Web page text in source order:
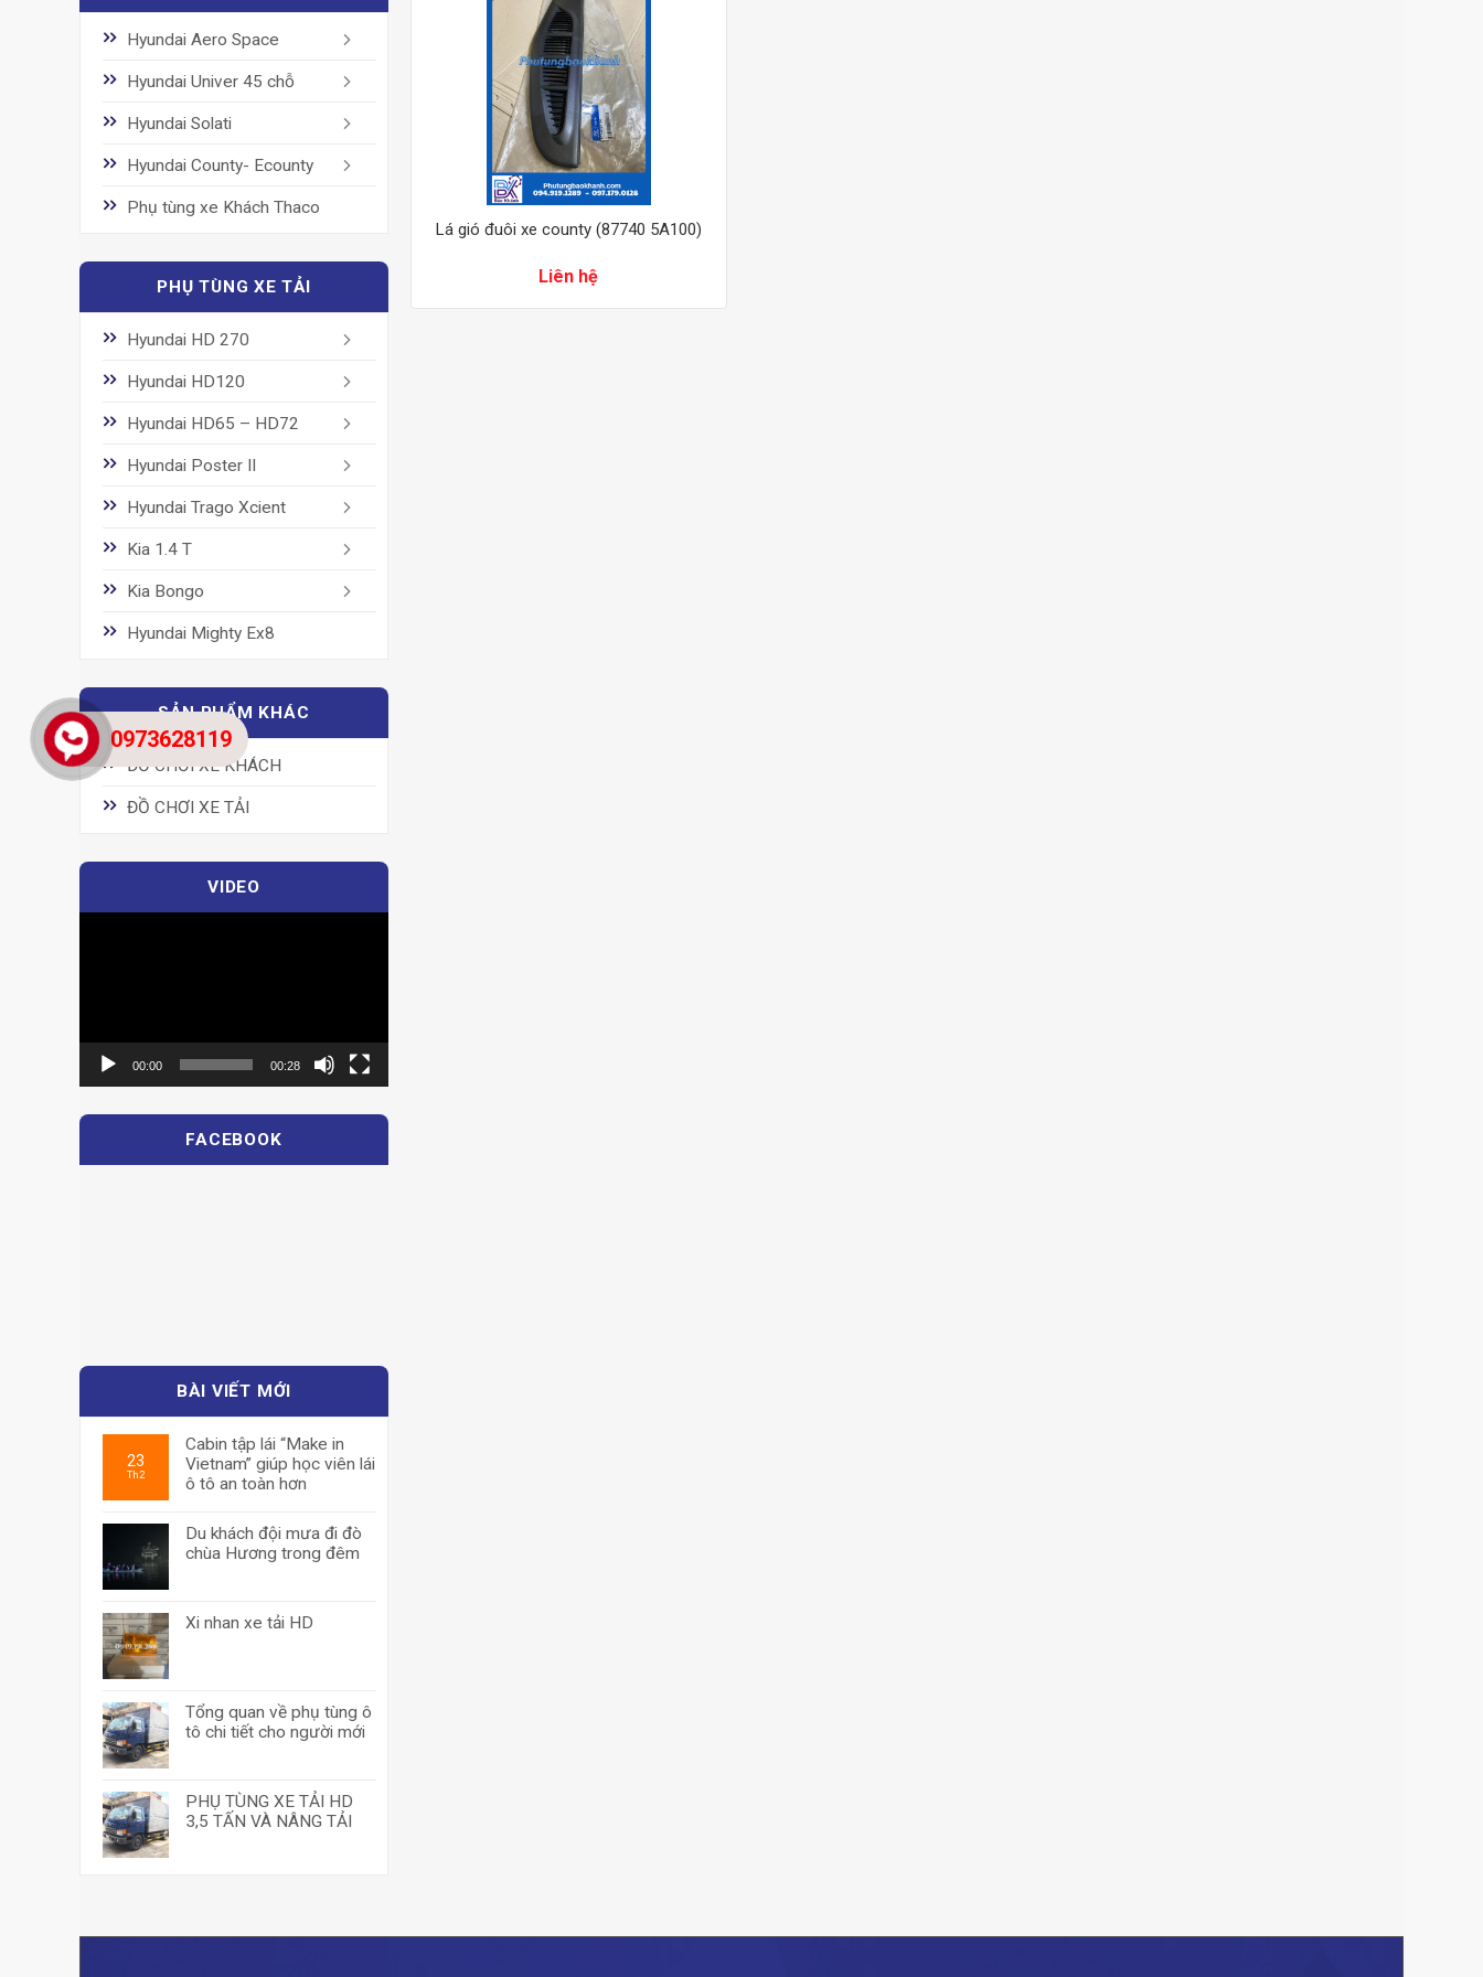
Hyundai Aero Space
Hyundai Univer 45 chỗ
Hyundai Solati
Hyundai County- Ecounty
Phụ tùng xe Khách Thaco
PHỤ TÙNG XE TẢI
Hyundai HD 270
Hyundai HD120
Hyundai HD65 – HD72
Hyundai Poster II
Hyundai Trago Xcient
Kia 1.4 T
Kia Bongo
Hyundai Mighty Ex8
SẢN PHẨM KHÁC
ĐỒ CHƠI XE KHÁCH
ĐỒ CHƠI XE TẢI
VIDEO
00:00 00:28
FACEBOOK
BÀI VIẾT MỚI
23
Th2
Cabin tập lái “Make in
Vietnam” giúp học viên lái
ô tô an toàn hơn
Du khách đội mưa đi đò
chùa Hương trong đêm
Xi nhan xe tải HD
Tổng quan về phụ tùng ô
tô chi tiết cho người mới
PHỤ TÙNG XE TẢI HD
3,5 TẤN VÀ NÂNG TẢI
Lá gió đuôi xe county (87740 5A100)
Liên hệ
0973628119